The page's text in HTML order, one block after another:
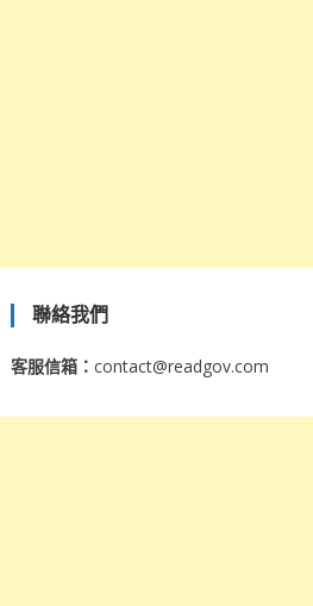
聯絡我們
客服信箱： contact@readgov.com